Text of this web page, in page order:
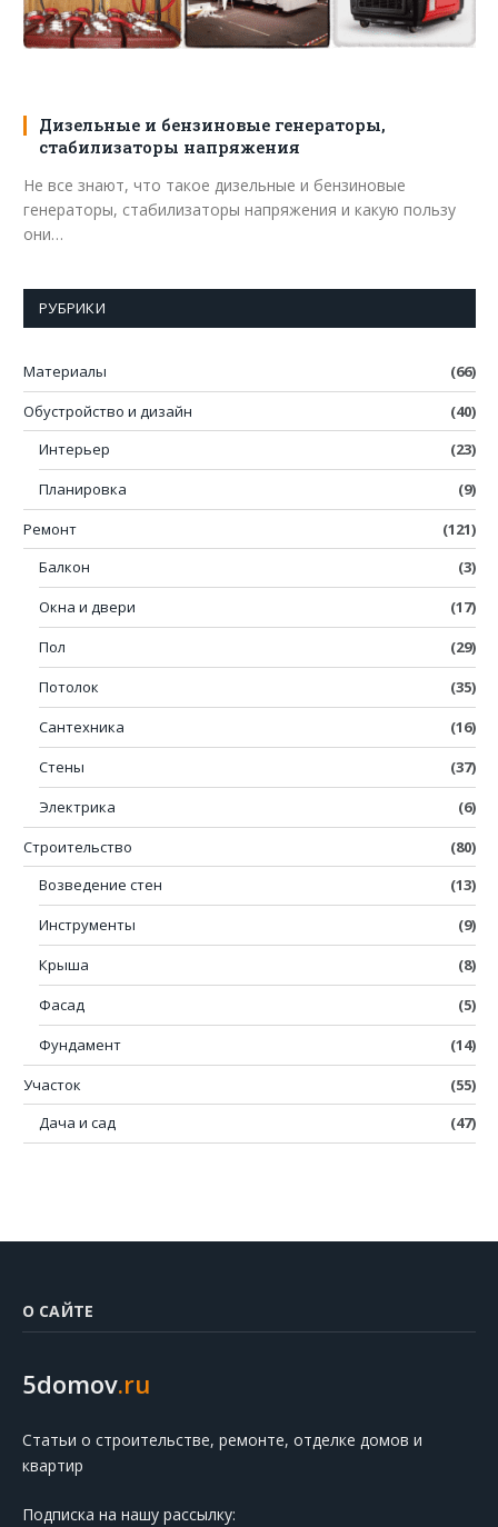
Дизельные и бензиновые генераторы,
стабилизаторы напряжения
Не все знают, что такое дизельные и бензиновые
генераторы, стабилизаторы напряжения и какую пользу
они…
РУБРИКИ
Материалы
(66)
Обустройство и дизайн
(40)
Интерьер
(23)
Планировка
(9)
Ремонт
(121)
Балкон
(3)
Окна и двери
(17)
Пол
(29)
Потолок
(35)
Сантехника
(16)
Стены
(37)
Электрика
(6)
Строительство
(80)
Возведение стен
(13)
Инструменты
(9)
Крыша
(8)
Фасад
(5)
Фундамент
(14)
Участок
(55)
Дача и сад
(47)
О САЙТЕ
5domov.ru
Статьи о строительстве, ремонте, отделке домов и
квартир
Подписка на нашу рассылку: